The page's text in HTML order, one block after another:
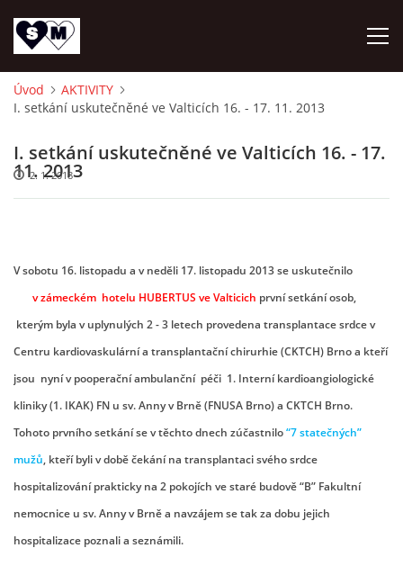
ÚVOD
O NÁS
OZ DAR ŽIVOTA
AKTIVITY
NAPSALI O NÁS
OCENĚNÍ
REPORTÁŽE
FOTOGALERIE
Úvod
AKTIVITY
I. setkání uskutečněné ve Valticích 16. - 17. 11. 2013
I. setkání uskutečněné ve Valticích 16. - 17.
11. 2013
2. 1. 2018
V sobotu 16. listopadu a v neděli 17. listopadu 2013 se uskutečnilo
v zámeckém hotelu HUBERTUS ve Valticich první setkání osob,
kterým byla v uplynulých 2 - 3 letech provedena transplantace srdce v
Centru kardiovaskulární a transplantační chirurhie (CKTCH) Brno a kteří
jsou nyní v pooperační ambulanční péči 1. Interní kardioangiologické
kliniky (1. IKAK) FN u sv. Anny v Brně (FNUSA Brno) a CKTCH Brno.
Tohoto prvního setkání se v těchto dnech zúčastnilo“7 statečných”
mužů, kteří byli v době čekání na transplantaci svého srdce
hospitalizování prakticky na 2 pokojích ve staré budově “B” Fakultní
nemocnice u sv. Anny v Brně a navzájem se tak za dobu jejich
hospitalizace poznali a seznámili.